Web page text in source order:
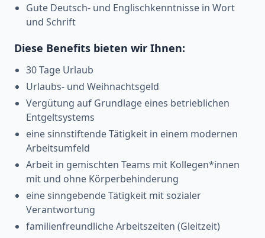
Gute Deutsch- und Englischkenntnisse in Wort
und Schrift
Diese Benefits bieten wir Ihnen:
30 Tage Urlaub
Urlaubs- und Weihnachtsgeld
Vergütung auf Grundlage eines betrieblichen
Entgeltsystems
eine sinnstiftende Tätigkeit in einem modernen
Arbeitsumfeld
Arbeit in gemischten Teams mit Kollegen*innen
mit und ohne Körperbehinderung
eine sinngebende Tätigkeit mit sozialer
Verantwortung
familienfreundliche Arbeitszeiten (Gleitzeit)